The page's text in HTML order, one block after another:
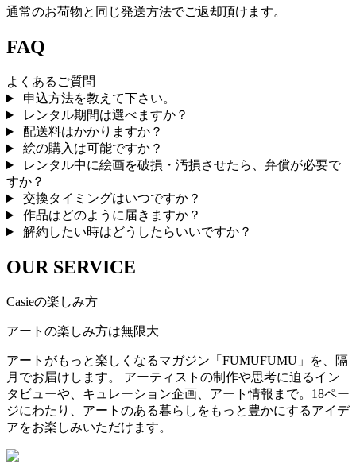
通常のお荷物と同じ発送方法でご返却頂けます。
FAQ
よくあるご質問
申込方法を教えて下さい。
レンタル期間は選べますか？
配送料はかかりますか？
絵の購入は可能ですか？
レンタル中に絵画を破損・汚損させたら、弁償が必要で
すか？
交換タイミングはいつですか？
作品はどのように届きますか？
解約したい時はどうしたらいいですか？
OUR SERVICE
Casieの楽しみ方
アートの楽しみ方は無限大
アートがもっと楽しくなるマガジン「FUMUFUMU」を、隔
月でお届けします。 アーティストの制作や思考に迫るイン
タビューや、キュレーション企画、アート情報まで。18ペー
ジにわたり、アートのある暮らしをもっと豊かにするアイデ
アをお楽しみいただけます。